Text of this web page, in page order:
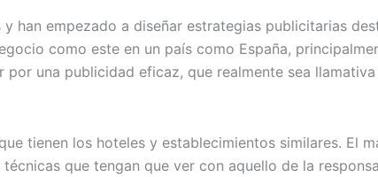
han empezado a diseñar estrategias publicitarias
como este en un país como España,
una publicidad eficaz, que realmente sea
tienen los hoteles y establecimientos similares. El
que tengan que ver con aquello de la